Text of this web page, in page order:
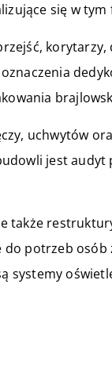
się w tym
uchwytów
jest
także
potrzeb
systemy